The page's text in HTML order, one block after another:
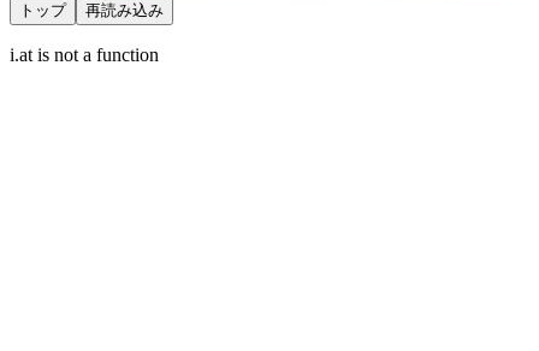
トップ 再読み込み
i.at is not a function